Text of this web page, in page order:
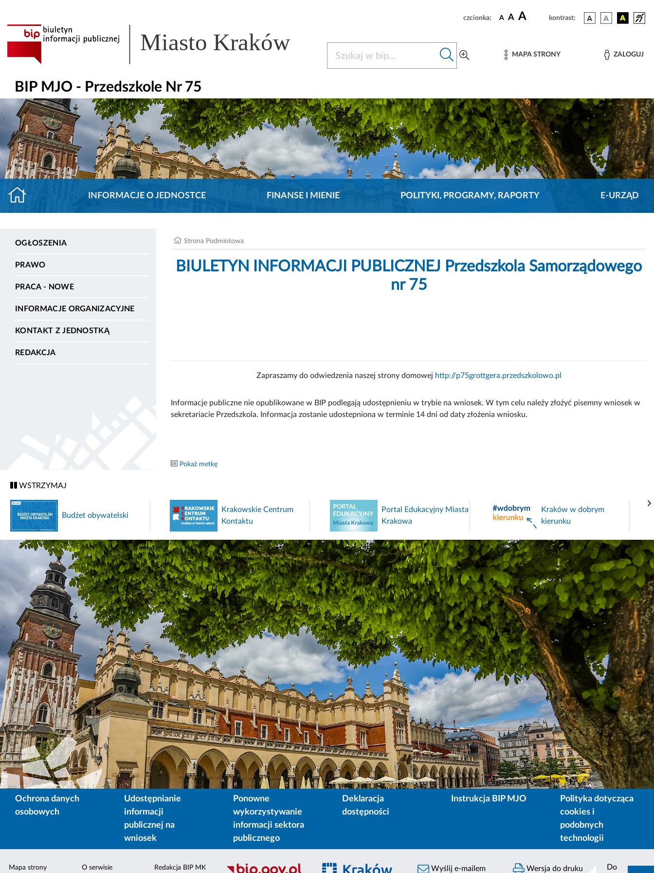
czcionka: A A A kontrast:
Miasto Kraków MAPA STRONY ZALOGUJ
BIP MJO - Przedszkole Nr 75
INFORMACJE O JEDNOSTCE FINANSE I MIENIE POLITYKI, PROGRAMY, RAPORTY E-URZĄD
OGŁOSZENIA
PRAWO
PRACA - NOWE
INFORMACJE ORGANIZACYJNE
KONTAKT Z JEDNOSTKĄ
REDAKCJA
Strona Podmiotowa
BIULETYN INFORMACJI PUBLICZNEJ Przedszkola Samorządowego
nr 75
Zapraszamy do odwiedzenia naszej strony domowej http://p75grottgera.przedszkolowo.pl
Informacje publiczne nie opublikowane w BIP podlegają udostępnieniu w trybie na wniosek. W tym celu należy złożyć pisemny wniosek w
sekretariacie Przedszkola. Informacja zostanie udostepniona w terminie 14 dni od daty złożenia wniosku.
Pokaż metkę
WSTRZYMAJ
Budżet obywatelski
Krakowskie Centrum
Kontaktu
Portal Edukacyjny Miasta
Krakowa
Kraków w dobrym
kierunku
Ochrona danych
osobowych
Udostępnianie
informacji
publicznej na
wniosek
Ponowne
wykorzystywanie
informacji sektora
publicznego
Deklaracja
dostępności
Instrukcja BIP MJO
Polityka dotycząca
cookies i
podobnych
technologii
Mapa strony O serwisie Redakcja BIP MK Wyślij e-mailem Wersja do druku Do